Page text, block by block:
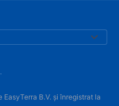
B.V. și înregistrat la